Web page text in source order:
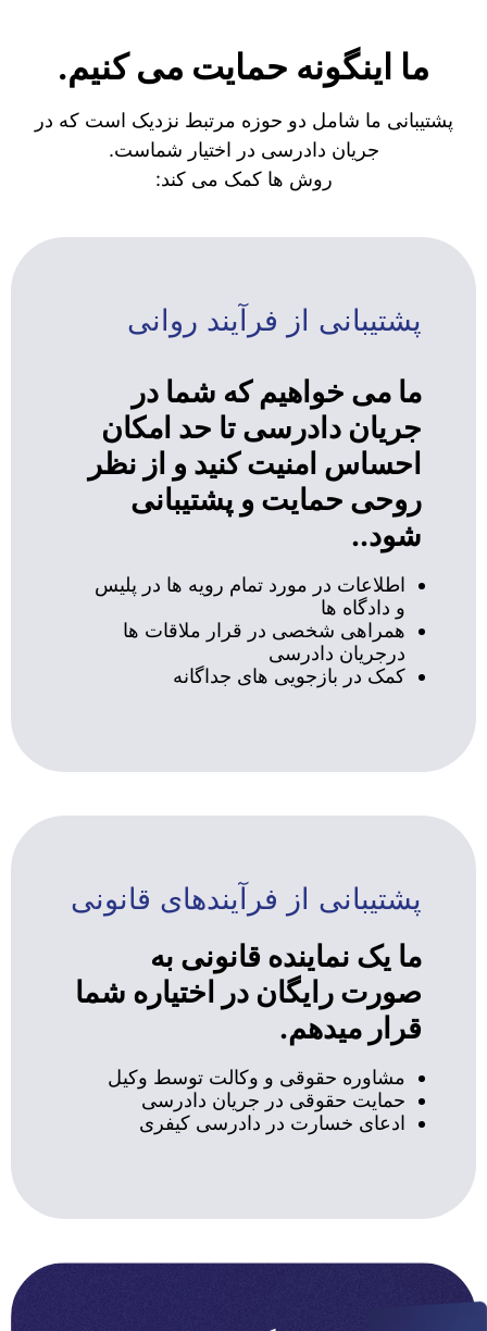
ما اینگونه حمایت می کنیم.
پشتیبانی ما شامل دو حوزه مرتبط نزدیک است که در
جریان دادرسی در اختیار شماست.
روش ها کمک می کند:
پشتیبانی از فرآیند روانی
ما می خواهیم که شما در
جریان دادرسی تا حد امکان
احساس امنیت کنید و از نظر
روحی حمایت و پشتیبانی
شود..
اطلاعات در مورد تمام رویه ها در پلیس
و دادگاه ها
همراهی شخصی در قرار ملاقات ها
درجریان دادرسی
کمک در بازجویی های جداگانه
پشتیبانی از فرآیندهای قانونی
ما یک نماینده قانونی به
صورت رایگان در اختیاره شما
قرار میدهم.
مشاوره حقوقی و وکالت توسط وکیل
حمایت حقوقی در جریان دادرسی
ادعای خسارت در دادرسی کیفری